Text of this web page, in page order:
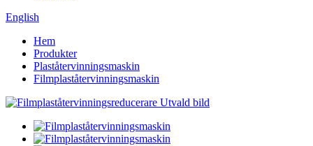
English
Hem
Produkter
Plaståtervinningsmaskin
Filmplaståtervinningsmaskin